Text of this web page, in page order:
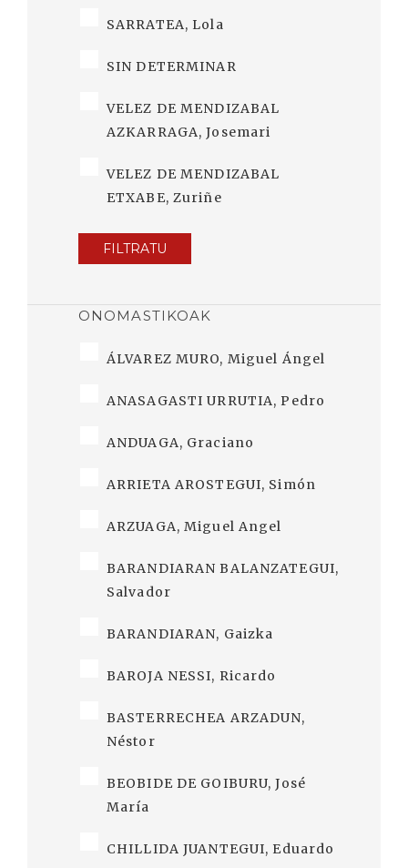
SARRATEA, Lola
SIN DETERMINAR
VELEZ DE MENDIZABAL
AZKARRAGA, Josemari
VELEZ DE MENDIZABAL
ETXABE, Zuriñe
FILTRATU
ONOMASTIKOAK
ÁLVAREZ MURO, Miguel Ángel
ANASAGASTI URRUTIA, Pedro
ANDUAGA, Graciano
ARRIETA AROSTEGUI, Simón
ARZUAGA, Miguel Angel
BARANDIARAN BALANZATEGUI,
Salvador
BARANDIARAN, Gaizka
BAROJA NESSI, Ricardo
BASTERRECHEA ARZADUN,
Néstor
BEOBIDE DE GOIBURU, José
María
CHILLIDA JUANTEGUI, Eduardo